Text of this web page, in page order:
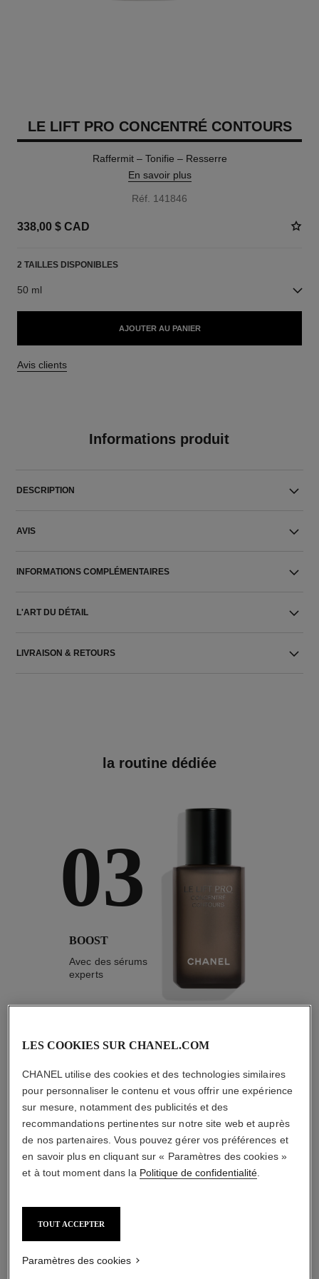
LE LIFT PRO CONCENTRÉ CONTOURS
Raffermit – Tonifie – Resserre
En savoir plus
Réf. 141846
338,00 $ CAD
2 TAILLES DISPONIBLES
50 ml
AJOUTER AU PANIER
Avis clients
Informations produit
DESCRIPTION
AVIS
INFORMATIONS COMPLÉMENTAIRES
L'ART DU DÉTAIL
LIVRAISON & RETOURS
la routine dédiée
03
BOOST
Avec des sérums
experts
L'ACCORD PARFAIT
LES COOKIES SUR CHANEL.COM
CHANEL utilise des cookies et des technologies similaires
pour personnaliser le contenu et vous offrir une expérience
sur mesure, notamment des publicités et des
recommandations pertinentes sur notre site web et auprès
de nos partenaires. Vous pouvez gérer vos préférences et
en savoir plus en cliquant sur « Paramètres des cookies »
et à tout moment dans la Politique de confidentialité.
TOUT ACCEPTER
Paramètres des cookies